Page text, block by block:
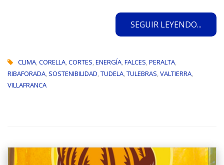
SEGUIR LEYENDO...
CLIMA,CORELLA,CORTES,ENERGÍA,FALCES,PERALTA,
RIBAFORADA, SOSTENIBILIDAD,TUDELA,TULEBRAS,VALTIERRA,
VILLAFRANCA